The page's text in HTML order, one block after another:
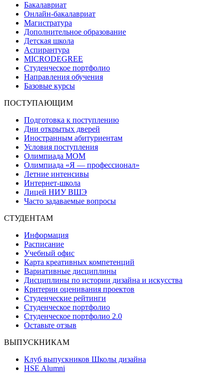
Бакалавриат
Онлайн-бакалавриат
Магистратура
Дополнительное образование
Детская школа
Аспирантура
MICRODEGREE
Студенческое портфолио
Направления обучения
Базовые курсы
ПОСТУПАЮЩИМ
Подготовка к поступлению
Дни открытых дверей
Иностранным абитуриентам
Условия поступления
Олимпиада МОМ
Олимпиада «Я — профессионал»
Летние интенсивы
Интернет-школа
Лицей НИУ ВШЭ
Часто задаваемые вопросы
СТУДЕНТАМ
Информация
Расписание
Учебный офис
Карта креативных компетенций
Вариативные дисциплины
Дисциплины по истории дизайна и искусства
Критерии оценивания проектов
Студенческие рейтинги
Студенческое портфолио
Студенческое портфолио 2.0
Оставьте отзыв
ВЫПУСКНИКАМ
Клуб выпускников Школы дизайна
HSE Alumni